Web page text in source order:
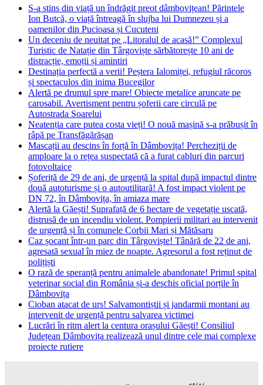
S-a stins din viață un îndrăgit preot dâmbovițean! Părintele
Ion Butcă, o viață întreagă în slujba lui Dumnezeu și a
oamenilor din Pucioasa și Cucuteni
Un deceniu de neuitat pe „Litoralul de acasă!” Complexul
Turistic de Natație din Târgoviște sărbătorește 10 ani de
distracție, emoții și amintiri
Destinația perfectă a verii! Peștera Ialomiței, refugiul răcoros
și spectaculos din inima Bucegilor
Alertă pe drumul spre mare! Obiecte metalice aruncate pe
carosabil. Avertisment pentru șoferii care circulă pe
Autostrada Soarelui
Neatenția care putea costa vieți! O nouă mașină s-a prăbușit în
râpă pe Transfăgărășan
Mascații au descins în forță în Dâmbovița! Percheziții de
amploare la o rețea suspectată că a furat cabluri din parcuri
fotovoltaice
Șoferiță de 29 de ani, de urgență la spital după impactul dintre
două autoturisme și o autoutilitară! A fost impact violent pe
DN 72, în Dâmbovița, în amiaza mare
Alertă la Găești! Suprafață de 6 hectare de vegetație uscată,
distrusă de un incendiu violent. Pompierii militari au intervenit
de urgență și în comunele Corbii Mari și Mătăsaru
Caz șocant într-un parc din Târgoviște! Tânără de 22 de ani,
agresată sexual în miez de noapte. Agresorul a fost reținut de
polițiști
O rază de speranță pentru animalele abandonate! Primul spital
veterinar social din România și-a deschis oficial porțile în
Dâmbovița
Cioban atacat de urs! Salvamontiștii și jandarmii montani au
intervenit de urgență pentru salvarea victimei
Lucrări în ritm alert la centura orașului Găești! Consiliul
Județean Dâmbovița realizează unul dintre cele mai complexe
proiecte rutiere